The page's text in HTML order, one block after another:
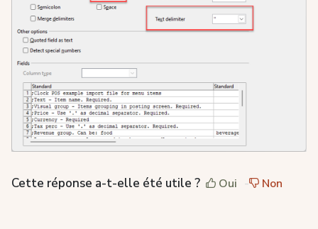
Cette réponse a-t-elle été utile ? Oui Non